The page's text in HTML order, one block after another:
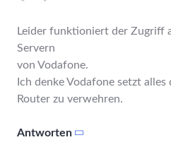
Leider funktioniert der Zugriff
Servern
von Vodafone.
Ich denke Vodafone setzt alles
Router zu verwehren.
Antworten